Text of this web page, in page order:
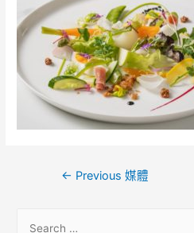
← Previous 媒體